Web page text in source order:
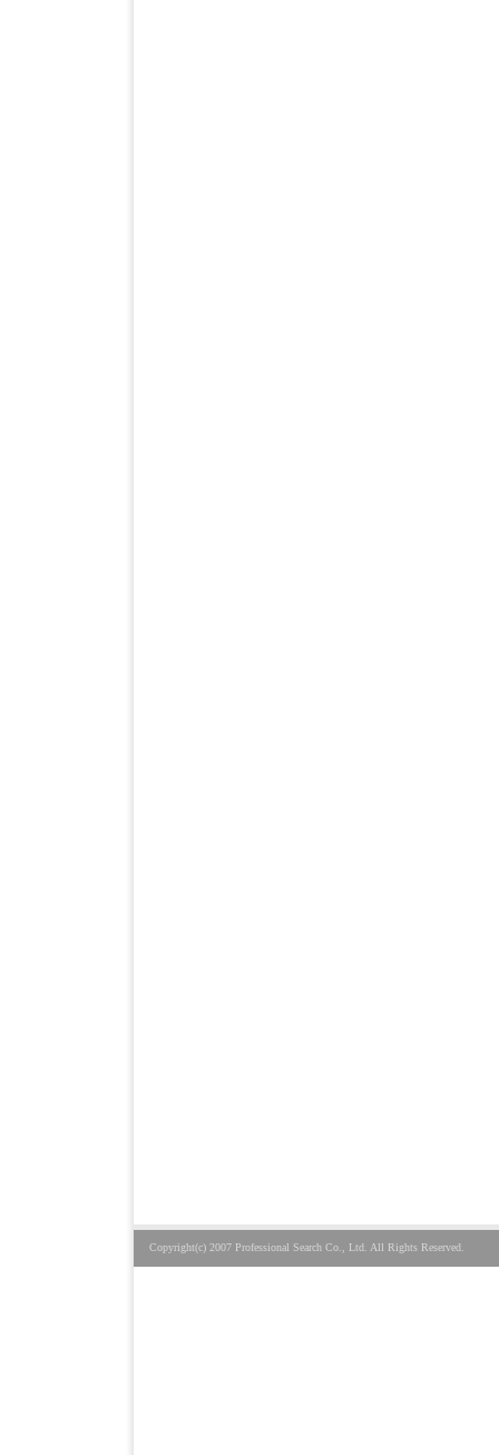
Copyright(c) 2007 Professional Search Co., Ltd. All Rights Reserved.